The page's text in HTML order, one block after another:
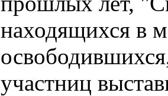
находящихся в
участниц